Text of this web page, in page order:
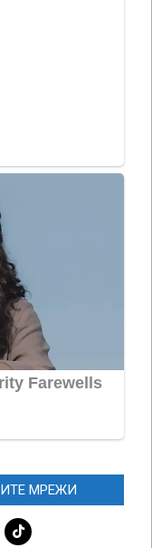
МРЕЖИ